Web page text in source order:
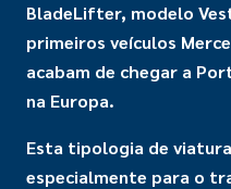
BladeLifter, modelo
primeiros veículos
acabam de chegar a
na Europa.
Esta tipologia de
especialmente para o